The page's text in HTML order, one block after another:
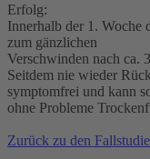
Erfolg:
Innerhalb der 1. Woche
zum gänzlichen
Verschwinden nach ca.
Seitdem nie wieder
symptomfrei und kann
ohne Probleme
Zurück zu den